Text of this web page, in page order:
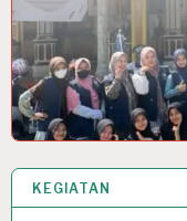
KEGIATAN
21 JAN 2026